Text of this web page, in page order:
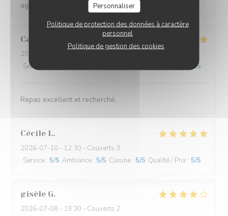
Personnaliser
Politique de protection des données à caractère
personnel
Politique de gestion des cookies
agréable. A refaire !!
Cathy
2026-07-11
Service
5/5
Repas excellent et recherché,
Cécile L
2026-07-10 - 12:30 - Couverts 3
Service : 5/5 Ambiance : 5/5 Cuisine : 5/5 Qualité / Prix : 5/5
gisèle G
2026-07-08 - 19:30 - Couverts 2